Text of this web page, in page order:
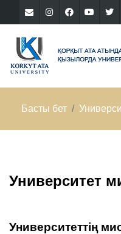
Басты бет
Университет
Университеттің